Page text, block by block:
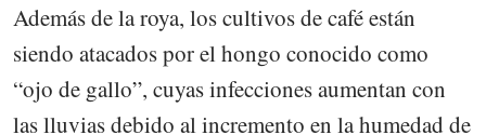
Además de la roya, los cultivos de café están
siendo atacados por el hongo conocido como
“ojo de gallo”, cuyas infecciones aumentan con
las lluvias debido al incremento en la humedad de